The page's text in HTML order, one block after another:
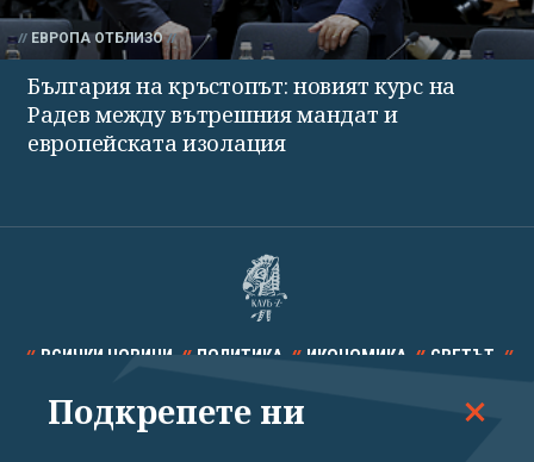
ЕВРОПА ОТБЛИЗО
България на кръстопът: новият курс на
Радев между вътрешния мандат и
европейската изолация
ВСИЧКИ НОВИНИ ПОЛИТИКА ИКОНОМИКА СВЕТЪТ
СПОРТ КУЛТУРА ТЕХНОЛОГИИ КАЛЕЙДОСКОП
Подкрепете ни